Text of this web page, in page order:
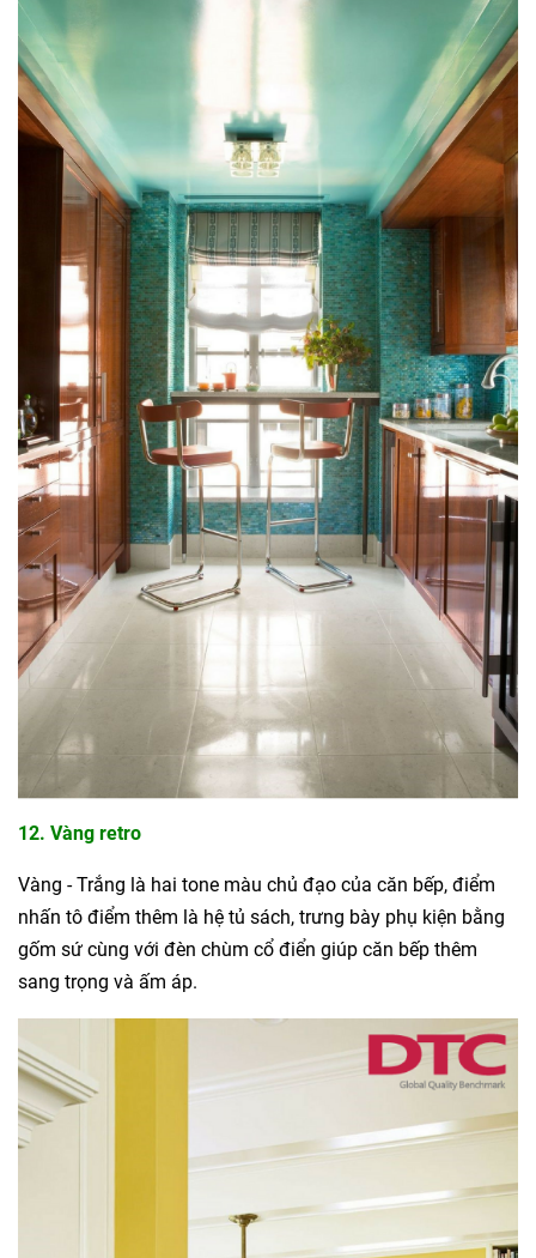
12. Vàng retro
Vàng - Trắng là hai tone màu chủ đạo của căn bếp, điểm
nhấn tô điểm thêm là hệ tủ sách, trưng bày phụ kiện bằng
gốm sứ cùng với đèn chùm cổ điển giúp căn bếp thêm
sang trọng và ấm áp.